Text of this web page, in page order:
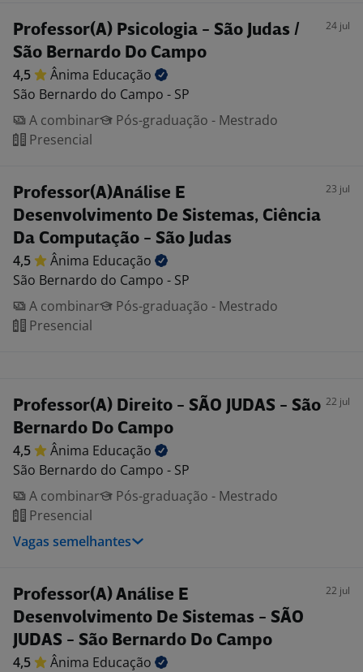
Professor(A) Psicologia - São Judas /
São Bernardo Do Campo
24 jul
4,5 Ânima Educação
São Bernardo do Campo - SP
A combinar
Pós-graduação - Mestrado
Presencial
Professor(A)Análise E
Desenvolvimento De Sistemas, Ciência
Da Computação - São Judas
23 jul
4,5 Ânima Educação
São Bernardo do Campo - SP
A combinar
Pós-graduação - Mestrado
Presencial
Professor(A) Direito - SÃO JUDAS - São
Bernardo Do Campo
22 jul
4,5 Ânima Educação
São Bernardo do Campo - SP
A combinar
Pós-graduação - Mestrado
Presencial
Vagas semelhantes
Professor(A) Análise E
Desenvolvimento De Sistemas - SÃO
JUDAS - São Bernardo Do Campo
22 jul
4,5 Ânima Educação